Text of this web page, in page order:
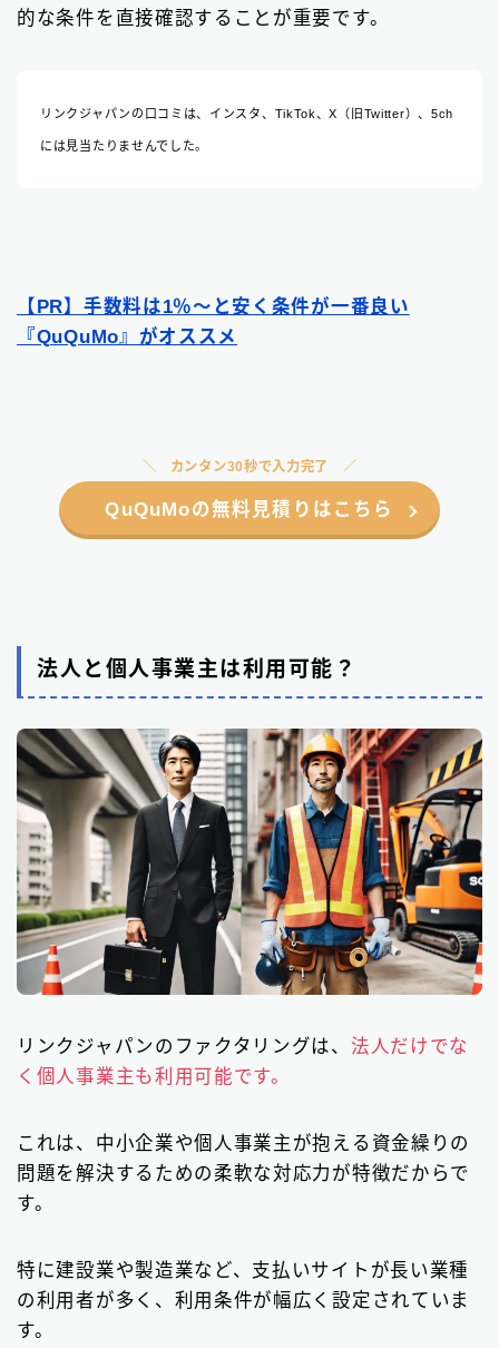
的な条件を直接確認することが重要です。
リンクジャパンの口コミは、インスタ、TikTok、X（旧Twitter）、5ch
には見当たりませんでした。
【PR】手数料は1％〜と安く条件が一番良い
『QuQuMo』がオススメ
カンタン30秒で入力完了
QuQuMoの無料見積りはこちら
法人と個人事業主は利用可能？
リンクジャパンのファクタリングは、 法人だけでな
く個人事業主も利用可能です。
これは、中小企業や個人事業主が抱える資金繰りの
問題を解決するための柔軟な対応力が特徴だからで
す。
特に建設業や製造業など、支払いサイトが長い業種
の利用者が多く、利用条件が幅広く設定されていま
す。